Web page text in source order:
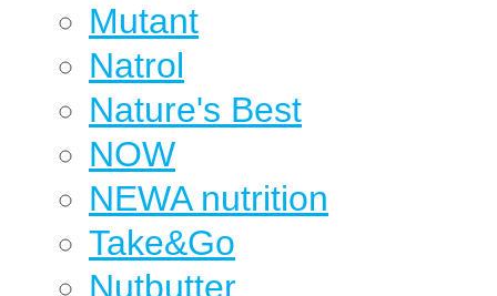
Mutant
Natrol
Nature's Best
NOW
NEWA nutrition
Take&Go
Nutbutter